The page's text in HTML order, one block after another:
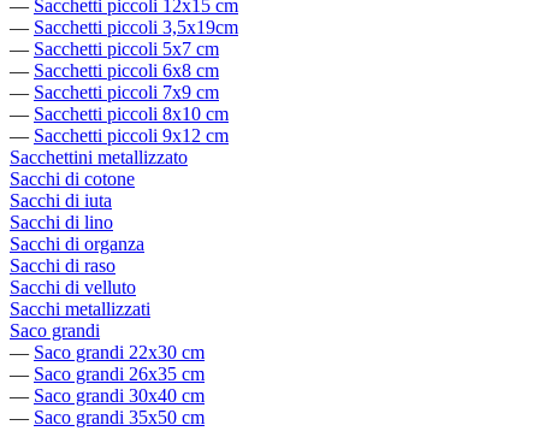
— Sacchetti piccoli 12x15 cm
— Sacchetti piccoli 3,5x19cm
— Sacchetti piccoli 5x7 cm
— Sacchetti piccoli 6x8 cm
— Sacchetti piccoli 7x9 cm
— Sacchetti piccoli 8x10 cm
— Sacchetti piccoli 9x12 cm
Sacchettini metallizzato
Sacchi di cotone
Sacchi di iuta
Sacchi di lino
Sacchi di organza
Sacchi di raso
Sacchi di velluto
Sacchi metallizzati
Saco grandi
— Saco grandi 22x30 cm
— Saco grandi 26x35 cm
— Saco grandi 30x40 cm
— Saco grandi 35x50 cm